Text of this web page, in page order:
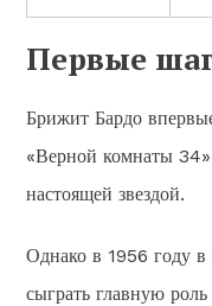
Первые
Брижит Бардо
«Верной комнаты 34»
настоящей звездой.
Однако в 1956 году
сыграть главную